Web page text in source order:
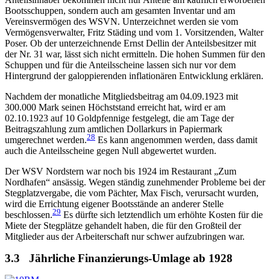
Bootsschuppen, sondern auch am gesamten Inventar und am
Vereinsvermögen des WSVN. Unterzeichnet werden sie vom
Vermögensverwalter, Fritz Städing und vom 1. Vorsitzenden, Walter
Poser. Ob der unterzeichnende Ernst Dellin der Anteilsbesitzer mit
der Nr. 31 war, lässt sich nicht ermitteln. Die hohen Summen für den
Schuppen und für die Anteilsscheine lassen sich nur vor dem
Hintergrund der galoppierenden inflationären Entwicklung erklären.
Nachdem der monatliche Mitgliedsbeitrag am 04.09.1923 mit
300.000 Mark seinen Höchststand erreicht hat, wird er am
02.10.1923 auf 10 Goldpfennige festgelegt, die am Tage der
Beitragszahlung zum amtlichen Dollarkurs in Papiermark
umgerechnet werden.28 Es kann angenommen werden, dass damit
auch die Anteilsscheine gegen Null abgewertet wurden.
Der WSV Nordstern war noch bis 1924 im Restaurant „Zum
Nordhafen“ ansässig. Wegen ständig zunehmender Probleme bei der
Stegplatzvergabe, die vom Pächter, Max Fisch, verursacht wurden,
wird die Errichtung eigener Bootsstände an anderer Stelle
beschlossen.29 Es dürfte sich letztendlich um erhöhte Kosten für die
Miete der Stegplätze gehandelt haben, die für den Großteil der
Mitglieder aus der Arbeiterschaft nur schwer aufzubringen war.
3.3 Jährliche Finanzierungs-Umlage ab 1928